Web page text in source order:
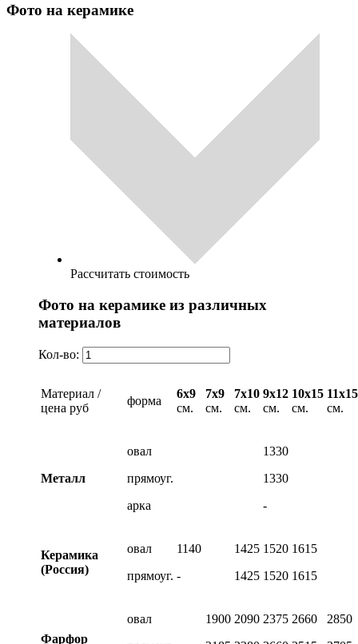
Фото на керамике
Рассчитать стоимость
Фото на керамике из различных
материалов
Кол-во:
Материал /
цена руб
форма
6х9
см.
7х9
см.
7х10
см.
9х12
см.
10х15
см.
11х15
см.
Металл
овал
прямоуг.
арка
1330
1330
-
Керамика
(Россия)
овал
прямоуг.
1140
-
1425
1425
1520
1520
1615
1615
Фарфор
овал
1900 2090 2375 2660
2850